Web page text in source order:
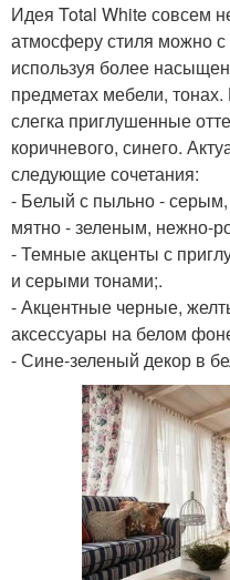
Идея Total White совсем
атмосферу стиля можно
используя более
предметах мебели,
слегка приглушенные
коричневого, синего.
следующие сочетания:
- Белый с пыльно -
мятно - зеленым, нежно-
- Темные акценты с
и серыми тонами;.
- Акцентные черные,
аксессуары на белом
- Сине-зеленый декор в